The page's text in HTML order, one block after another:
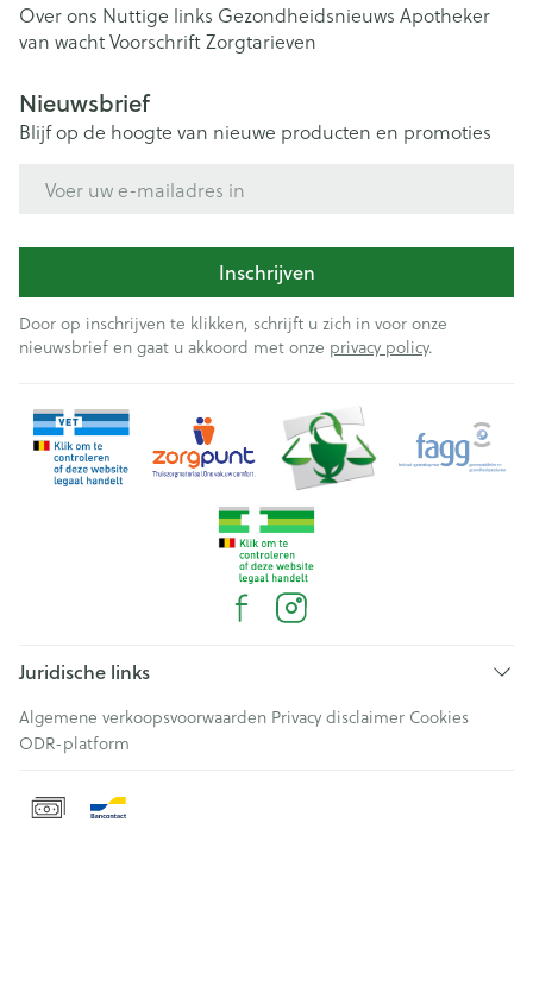
Over ons Nuttige links Gezondheidsnieuws Apotheker
van wachtVoorschriftZorgtarieven
Nieuwsbrief
Blijf op de hoogte van nieuwe producten en promoties
Inschrijven
Door op inschrijven te klikken, schrijft u zich in voor onze
nieuwsbrief en gaat u akkoord met onze privacy policy.
Juridische links
Algemene verkoopsvoorwaarden Privacy disclaimer Cookies
ODR-platform